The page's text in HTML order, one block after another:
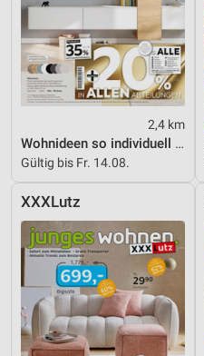
2,4 km
Wohnideen so individuell wie du!
Gültig bis Fr. 14.08.
XXXLutz